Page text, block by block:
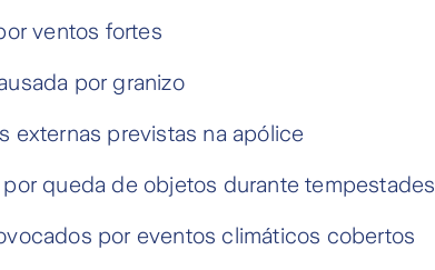
ventos fortes
por granizo
externas previstas na apólice
queda de objetos durante tempestades
por eventos climáticos cobertos